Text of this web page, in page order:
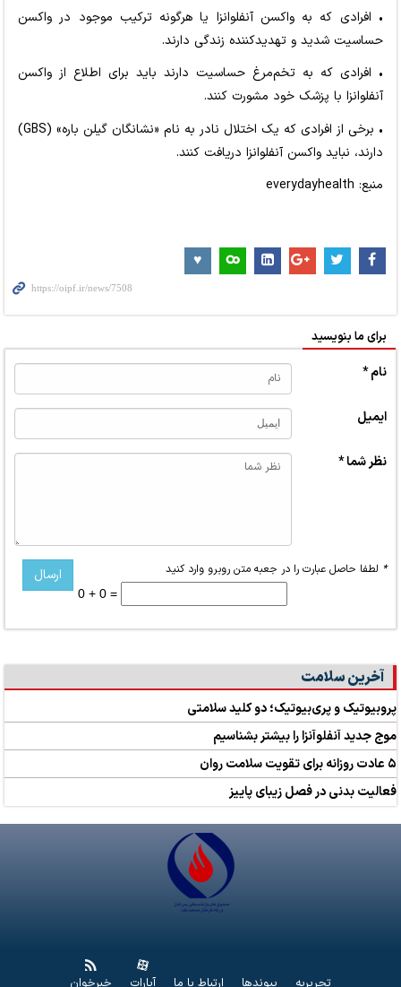
• افرادی که به واکسن آنفلوانزا یا هرگونه ترکیب موجود در واکسن
حساسیت شدید و تهدیدکننده زندگی دارند.
• افرادی که به تخم‌مرغ حساسیت دارند باید برای اطلاع از واکسن
آنفلوانزا با پزشک خود مشورت کنند.
• برخی از افرادی که یک اختلال نادر به نام «نشانگان گیلن باره» (GBS)
دارند، نباید واکسن آنفلوانزا دریافت کنند.
منبع: everydayhealth
برای ما بنویسید
نام *
ایمیل
نظر شما *
* لطفا حاصل عبارت را در جعبه متن روبرو وارد کنید
0 + 0 =
آخرین سلامت
پروبیوتیک و پری‌بیوتیک؛ دو کلید سلامتی
موج جدید آنفلوآنزا را بیشتر بشناسیم
۵ عادت روزانه برای تقویت سلامت روان
فعالیت بدنی در فصل زیبای پاییز